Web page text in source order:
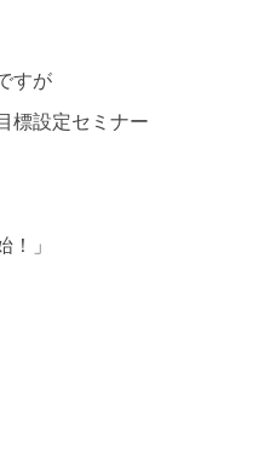
すが
標設定セミナー
！」